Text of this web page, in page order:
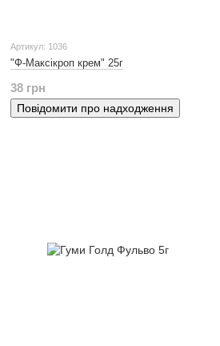
Артикул: 1036
"Ф-Максікроп крем" 25г
38 грн
Повідомити про надходження